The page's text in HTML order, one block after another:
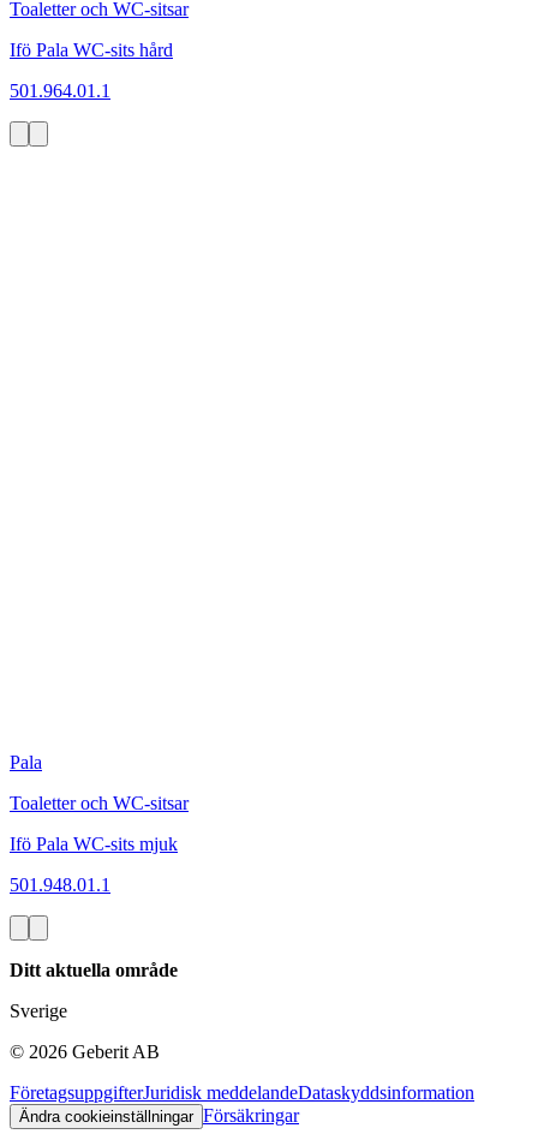
Toaletter och WC-sitsar
Ifö Pala WC-sits hård
501.964.01.1
Pala
Toaletter och WC-sitsar
Ifö Pala WC-sits mjuk
501.948.01.1
Ditt aktuella område
Sverige
© 2026 Geberit AB
FöretagsuppgifterJuridisk meddelandeDataskyddsinformation
Ändra cookieinställningar Försäkringar